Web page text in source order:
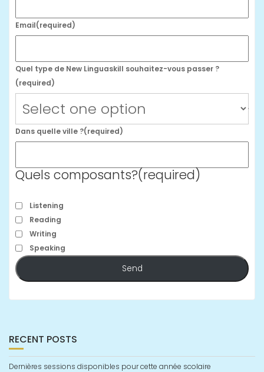
Email(required)
Quel type de New Linguaskill souhaitez-vous passer ?
(required)
Dans quelle ville ?(required)
Quels composants?(required)
Listening
Reading
Writing
Speaking
Send
RECENT POSTS
Dernières sessions disponibles pour cette année scolaire